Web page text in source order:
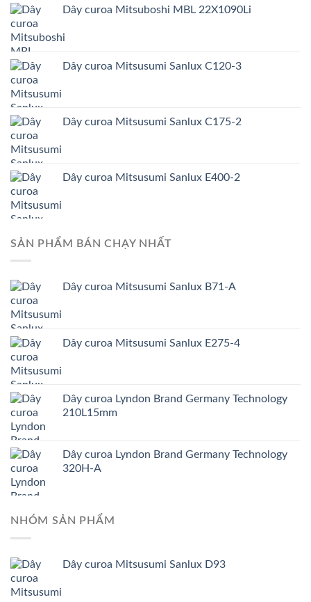
Dây curoa Mitsuboshi MBL 22X1090Li
Dây curoa Mitsusumi Sanlux C120-3
Dây curoa Mitsusumi Sanlux C175-2
Dây curoa Mitsusumi Sanlux E400-2
SẢN PHẨM BÁN CHẠY NHẤT
Dây curoa Mitsusumi Sanlux B71-A
Dây curoa Mitsusumi Sanlux E275-4
Dây curoa Lyndon Brand Germany Technology
210L15mm
Dây curoa Lyndon Brand Germany Technology
320H-A
NHÓM SẢN PHẨM
Dây curoa Mitsusumi Sanlux D93